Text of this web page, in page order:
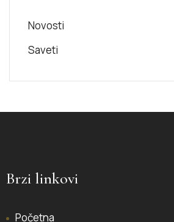
Novosti
Saveti
Brzi linkovi
Početna